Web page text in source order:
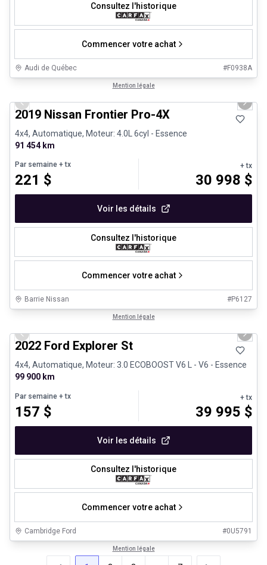
Consultez l'historique
Commencer votre achat
Audi de Québec #F0938A
Mention légale
Véhicules d'occasion certifiés
Previous slide Next
2019 Nissan Frontier Pro-4X
4x4, Automatique, Moteur: 4.0L 6cyl - Essence
91 454 km
Par semaine + tx
221 $
+ tx
30 998 $
Voir les détails
Consultez l'historique
Commencer votre achat
Barrie Nissan #P6127
Mention légale
Previous slide Next
2022 Ford Explorer St
4x4, Automatique, Moteur: 3.0 ECOBOOST V6 L - V6 - Essence
99 900 km
Par semaine + tx
157 $
+ tx
39 995 $
Voir les détails
Consultez l'historique
Commencer votre achat
Cambridge Ford #0U5791
Mention légale